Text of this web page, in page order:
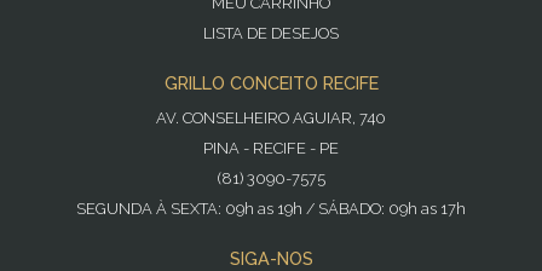
LISTA DE DESEJOS
GRILLO CONCEITO RECIFE
AV. CONSELHEIRO AGUIAR, 740
PINA - RECIFE - PE
(81) 3090-7575
SEGUNDA À SEXTA: 09h as 19h / SÁBADO: 09h as 17h
SIGA-NOS